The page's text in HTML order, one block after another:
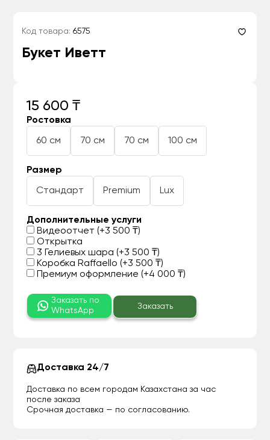
Код товара: 6575
Букет Иветт
15 600 ₸
Ростовка
60 см 70 см 70 см 100 см
Размер
Стандарт Premium Lux
Дополнительные услуги
Видеоотчет (+3 500 ₸)
Открытка
3 Гелиевых шара (+3 500 ₸)
Коробка Raffaello (+3 500 ₸)
Премиум оформление (+4 000 ₸)
Заказать по
WhatsApp
Заказать
Доставка 24/7
Доставка по всем городам Казахстана за час
после заказа
Срочная доставка — по согласованию.